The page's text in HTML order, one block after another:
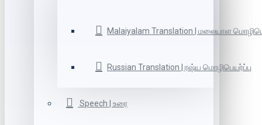
Malaiyalam Translation | மலையாள
Russian Translation | ரஷ்ய மொழிபெயர்ப்பு
Speech | உரை